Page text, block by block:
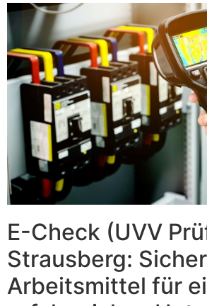
E-Check (UVV
Strausberg:
Arbeitsmittel für